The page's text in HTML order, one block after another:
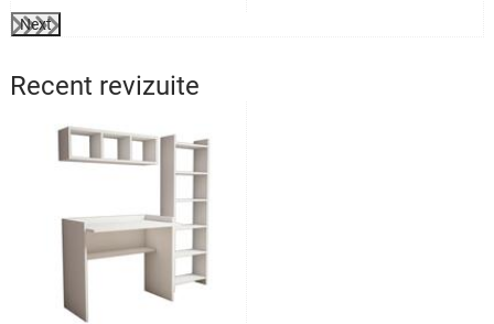
Next
Recent revizuite